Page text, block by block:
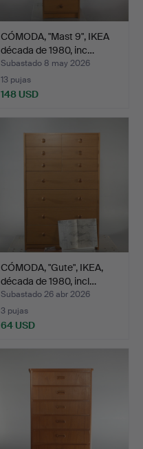
CÓMODA, "Mast 9", IKEA
década de 1980, inc…
Subastado 8 may 2026
13 pujas
148 USD
CÓMODA, "Gute", IKEA,
década de 1980, incl…
Subastado 26 abr 2026
3 pujas
64 USD